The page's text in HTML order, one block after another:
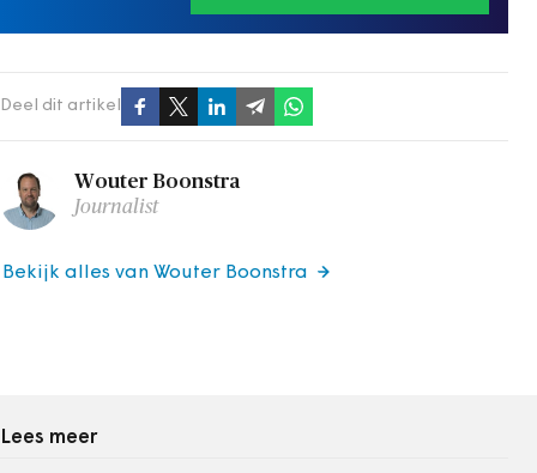
Deel dit artikel
Wouter Boonstra
Journalist
Bekijk alles van Wouter Boonstra
Lees meer